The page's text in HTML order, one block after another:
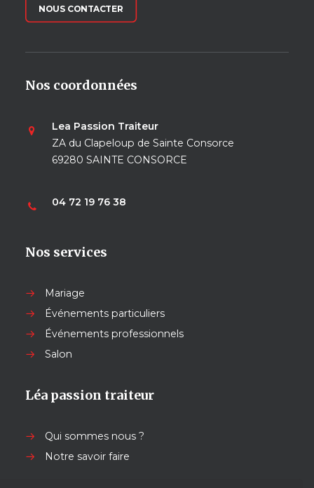
NOUS CONTACTER
Nos coordonnées
Lea Passion Traiteur
ZA du Clapeloup de Sainte Consorce
69280 SAINTE CONSORCE
04 72 19 76 38
Nos services
Mariage
Événements particuliers
Événements professionnels
Salon
Léa passion traiteur
Qui sommes nous ?
Notre savoir faire